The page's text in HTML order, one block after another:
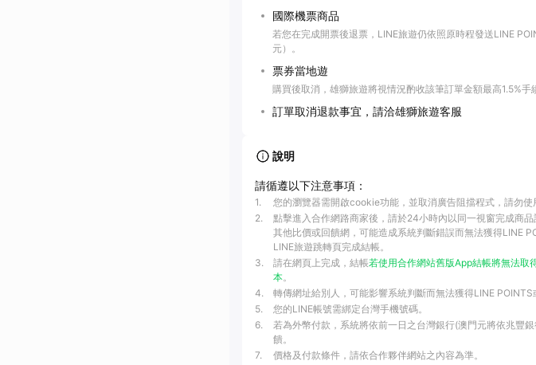
國際機票商品
若您在完成開票後退票，LINE旅遊仍依照原時程發送LINE
元）。
票券當地遊
購買後取消，雄獅旅遊將視情況酌收該筆訂單金額最高1.5%手
訂單取消退款事宜，請洽雄獅旅遊客服
說明
請循遵以下注意事項：
1.
您的瀏覽器需開啟cookie功能，並取消廣告阻擋程式，請勿使
2.
點擊進入合作網路商家後，請於24小時內以同一視窗完成商
其他比價或回饋網，可能造成系統判斷錯誤而無法獲得LINE
LINE旅遊跳轉頁完成結帳。
3. 請在網頁上完成，結帳若使用合作網站舊版App結帳將無法取
本。
4.
轉傳網址給別人，可能影響系統判斷而無法獲得LINE
5.
您的LINE帳號需綁定台灣手機號碼。
6.
若為外幣付款，系統將依前一日之台灣銀行(澳門元將依兆豐
饋。
7. 價格及付款條件，請依合作夥伴網站之內容為準。